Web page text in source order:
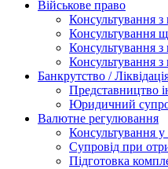
Військове право
Консультування з
Консультування
Консультування з
Консультування з
Банкрутство /
Представництво
Юридичний
Валютне регулювання
Консультування
Супровід при
Підготовка